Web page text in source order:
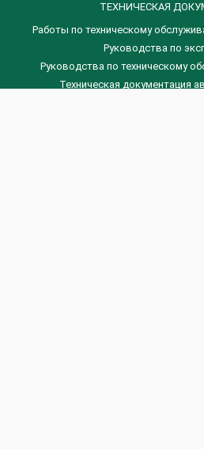
ТЕХНИЧЕСКАЯ
Работы по техническому
Руководства по
Руководства по техническому
Техническая документация